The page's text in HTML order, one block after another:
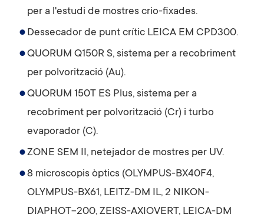
per a l'estudi de mostres crio-fixades.
Dessecador de punt crític LEICA EM CPD300.
QUORUM Q150R S, sistema per a recobriment
per polvorització (Au).
QUORUM 150T ES Plus, sistema per a
recobriment per polvorització (Cr) i turbo
evaporador (C).
ZONE SEM II, netejador de mostres per UV.
8 microscopis òptics (OLYMPUS-BX40F4,
OLYMPUS-BX61, LEITZ-DM IL, 2 NIKON-
DIAPHOT-200, ZEISS-AXIOVERT, LEICA-DM